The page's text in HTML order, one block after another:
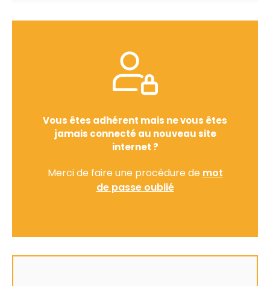
Vous êtes adhérent mais ne vous êtes
jamais connecté au nouveau site
internet ?
Merci de faire une procédure de mot
de passe oublié